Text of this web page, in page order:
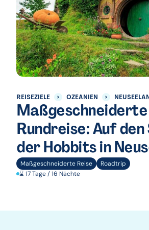
REISEZIELE OZEANIEN
Maßgeschneiderte
Rundreise: Auf den
der Hobbits in
Maßgeschneiderte Reise
Roadtrip
⌛ 17 Tage / 16 Nächte